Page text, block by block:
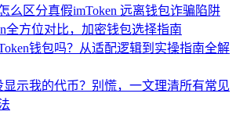
么区分真假imToken 远离钱包诈骗陷阱
全方位对比，加密钱包选择指南
钱包吗？从适配逻辑到实操指南全解
显示我的代币？别慌，一文理清所有常见